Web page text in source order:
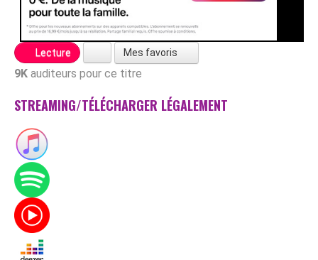
Lecture Mes favoris
9K auditeurs pour ce titre
STREAMING/TÉLÉCHARGER LÉGALEMENT